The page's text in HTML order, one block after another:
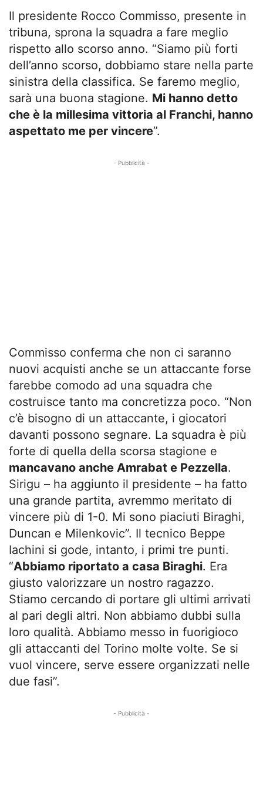
Il presidente Rocco Commisso, presente in
tribuna, sprona la squadra a fare meglio
rispetto allo scorso anno. “Siamo più forti
dell’anno scorso, dobbiamo stare nella parte
sinistra della classifica. Se faremo meglio,
sarà una buona stagione. Mi hanno detto
che è la millesima vittoria al Franchi, hanno
aspettato me per vincere”.
- Pubblicità -
Commisso conferma che non ci saranno
nuovi acquisti anche se un attaccante forse
farebbe comodo ad una squadra che
costruisce tanto ma concretizza poco. “Non
c’è bisogno di un attaccante, i giocatori
davanti possono segnare. La squadra è più
forte di quella della scorsa stagione e
mancavano anche Amrabat e Pezzella.
Sirigu – ha aggiunto il presidente – ha fatto
una grande partita, avremmo meritato di
vincere più di 1-0. Mi sono piaciuti Biraghi,
Duncan e Milenkovic”. Il tecnico Beppe
Iachini si gode, intanto, i primi tre punti.
“Abbiamo riportato a casa Biraghi. Era
giusto valorizzare un nostro ragazzo.
Stiamo cercando di portare gli ultimi arrivati
al pari degli altri. Non abbiamo dubbi sulla
loro qualità. Abbiamo messo in fuorigioco
gli attaccanti del Torino molte volte. Se si
vuol vincere, serve essere organizzati nelle
due fasi”.
- Pubblicità -